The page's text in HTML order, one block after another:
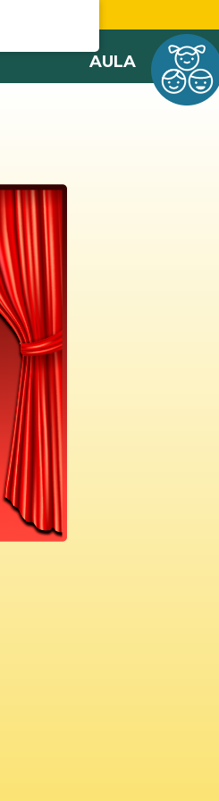
AULA